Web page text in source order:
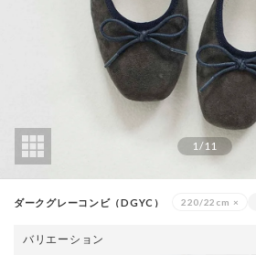
1/11
ダークグレーコンビ（DGYC） 220/22cm ×
バリエーション